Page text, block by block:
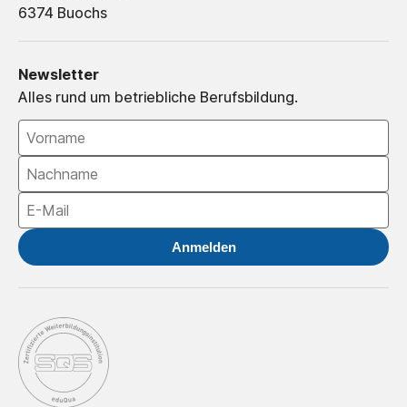
6374 Buochs
Newsletter
Alles rund um betriebliche Berufsbildung.
Anmelden